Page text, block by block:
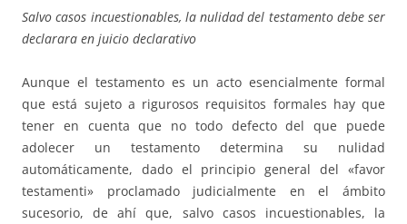
Salvo casos incuestionables, la nulidad del testamento debe ser
declarara en juicio declarativo
Aunque el testamento es un acto esencialmente formal
que está sujeto a rigurosos requisitos formales hay que
tener en cuenta que no todo defecto del que puede
adolecer un testamento determina su nulidad
automáticamente, dado el principio general del «favor
testamenti» proclamado judicialmente en el ámbito
sucesorio, de ahí que, salvo casos incuestionables, la